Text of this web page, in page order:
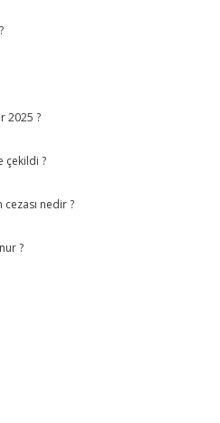
2025 ?
çekildi ?
nedir ?
?